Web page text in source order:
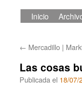
Saltar
Inicio
← Mercadillo |
Las cosas
Publicada el 18/07/